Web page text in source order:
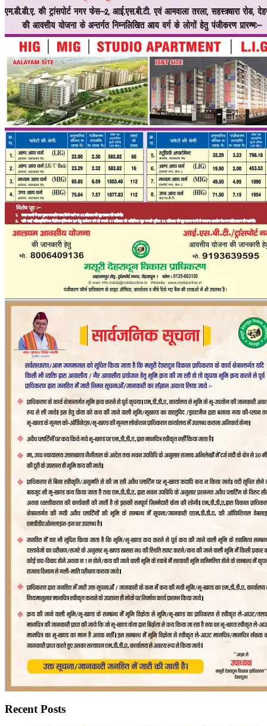
Recent Posts